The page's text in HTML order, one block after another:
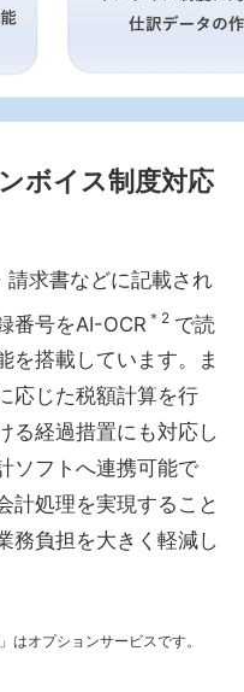
ボイス制度対応
請求書などに記載され
番号をAI-OCR ＊2 で読
を搭載しています。ま
応じた税額計算を行
る経過措置にも対応し
ソフトへ連携可能で
計処理を実現すること
務負担を大きく軽減し
はオプションサービスです。